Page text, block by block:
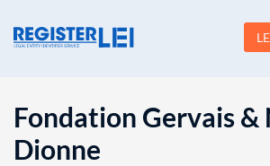
Fondation Gervais &
Dionne